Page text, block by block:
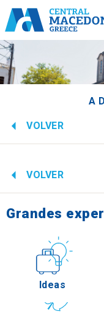
A
VOLVER
Cultura
VOLVER
Grandes
Ideas